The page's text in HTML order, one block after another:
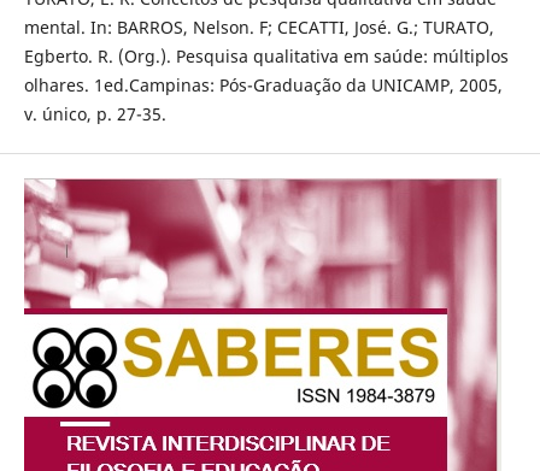
mental. In: BARROS, Nelson. F; CECATTI, José. G.; TURATO,
Egberto. R. (Org.). Pesquisa qualitativa em saúde: múltiplos
olhares. 1ed.Campinas: Pós-Graduação da UNICAMP, 2005,
v. único, p. 27-35.